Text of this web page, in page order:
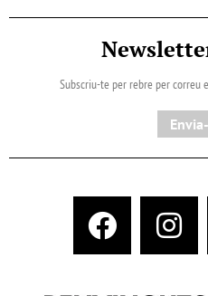
Subscriu-te per rebre per